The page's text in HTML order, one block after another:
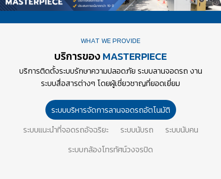
WHAT WE PROVIDE
บริการของMASTERPIECE
บริการติดตั้งระบบรักษาความปลอดภัย ระบบลานจอดรถ งาน
ระบบสื่อสารต่างๆ โดยผู้เชี่ยวชาญที่ยอดเยี่ยม
ระบบบริหารจัดการลานจอดรถอัตโนมัติ
ระบบแนะนำที่จอดรถอัจฉริยะ
ระบบนับรถ
ระบบนับคน
ระบบกล้องโทรทัศน์วงจรปิด